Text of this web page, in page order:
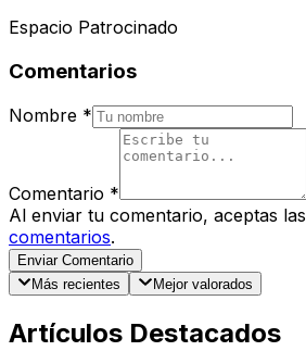
Espacio Patrocinado
Comentarios
Nombre *
Comentario *
Al enviar tu comentario, aceptas las
comentarios.
Enviar Comentario
Más recientes
Mejor valorados
Artículos Destacados